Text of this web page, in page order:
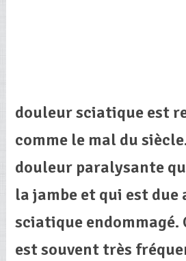
douleur sciatique est
comme le mal du
douleur paralysante
la jambe et qui est due
sciatique endommagé.
est souvent très